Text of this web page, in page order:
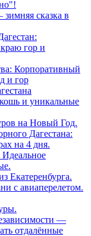
сказка в
гор и
Корпоративный
и гор
и уникальные
на Новый Год.
Дагестана:
на 4 дня.
Идеальное
Екатеренбурга.
с авиаперелетом.
—
отдалённые